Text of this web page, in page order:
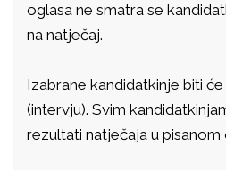
oglasa ne smatra se
na natječaj.
Izabrane kandidatkinje biti
(intervju). Svim
rezultati natječaja u pisanom